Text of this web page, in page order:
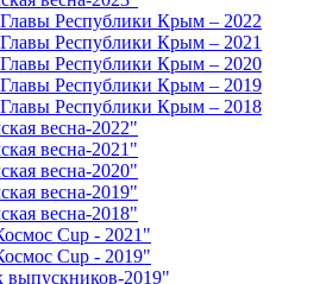
Республики Крым – 2022
Республики Крым – 2021
Республики Крым – 2020
Республики Крым – 2019
Республики Крым – 2018
весна-2022"
весна-2021"
весна-2020"
весна-2019"
весна-2018"
Cup - 2021"
Cup - 2019"
выпускников-2019"